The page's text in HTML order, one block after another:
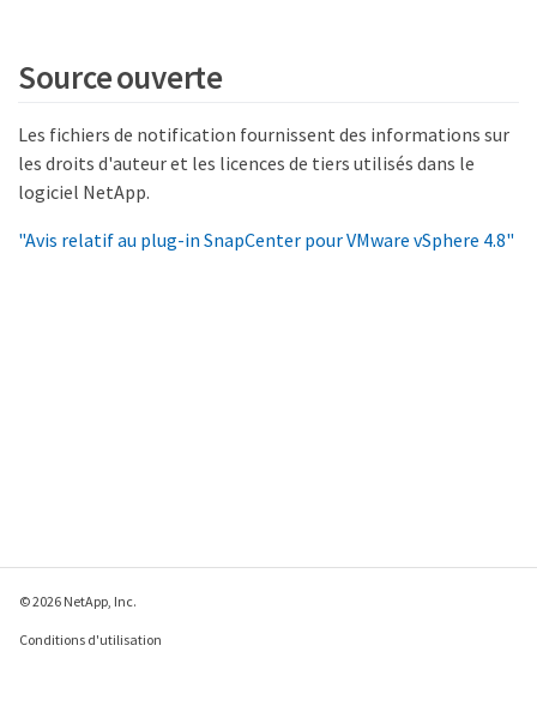
Source ouverte
Les fichiers de notification fournissent des informations sur
les droits d'auteur et les licences de tiers utilisés dans le
logiciel NetApp.
"Avis relatif au plug-in SnapCenter pour VMware vSphere 4.8"
© 2026 NetApp, Inc.
Conditions d'utilisation